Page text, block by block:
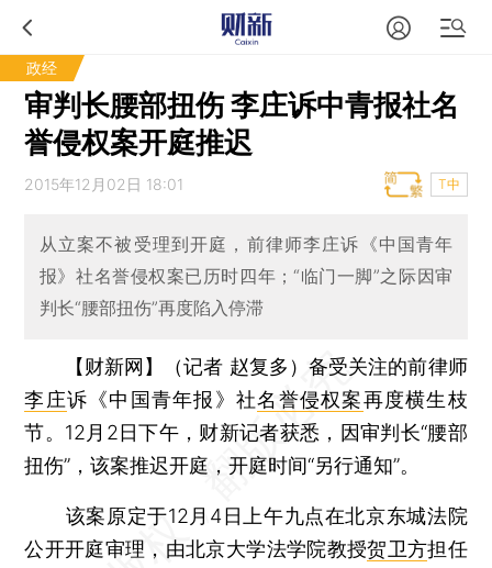
政经
审判长腰部扭伤 李庄诉中青报社名
誉侵权案开庭推迟
2015年12月02日 18:01 T中
从立案不被受理到开庭，前律师李庄诉《中国青年
报》社名誉侵权案已历时四年；“临门一脚”之际因审
判长“腰部扭伤”再度陷入停滞
【财新网】（记者 赵复多） 备受关注的前律师
李庄诉《中国青年报》社名誉侵权案再度横生枝
节。12月2日下午，财新记者获悉，因审判长“腰部
扭伤”，该案推迟开庭，开庭时间“另行通知”。
该案原定于12月4日上午九点在北京东城法院
公开开庭审理，由北京大学法学院教授贺卫方担任